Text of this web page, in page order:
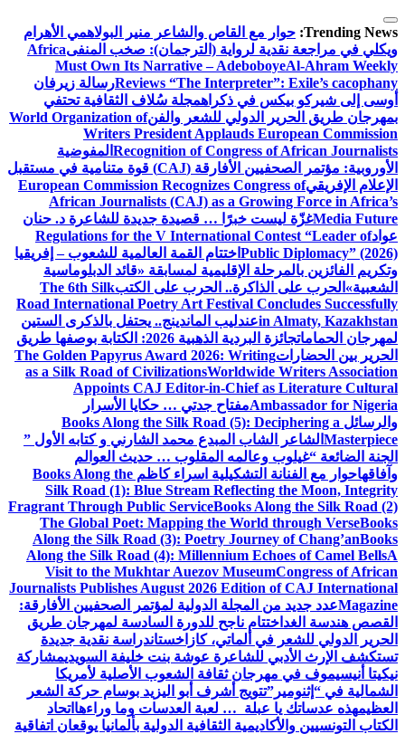
التجاوز
إلى
المحتوى
Trending News: حوار مع القاص والشاعر منير البولاهمي الأهرام
ويكلي في مراجعة نقدية لرواية (الترجمان): صخب المنفىAfrica
Must Own Its Narrative – AdeboboyeAl-Ahram Weekly
Reviews “The Interpreter”: Exile’s cacophanyرسالة زيرفان
أوسى إلى شيركو بيكس في ذكراهمجلة سُلاف الثقافية تحتفي
بمهرجان طريق الحرير الدولي للشعر والفنWorld Organization of
Writers President Applauds European Commission
Recognition of Congress of African Journalists المفوضية
الأوروبية: مؤتمر الصحفيين الأفارقة (CAJ) قوة متنامية في مستقبل
الإعلام الإفريقيEuropean Commission Recognizes Congress of
African Journalists (CAJ) as a Growing Force in Africa’s
Media Futureغزّة ليست خبرًا … قصيدة جديدة للشاعرة د. حنان
عوادRegulations for the V International Contest “Leader of
Public Diplomacy” (2026) اختتام القمة العالمية للشعوب – إفريقيا
وتكريم الفائزين بالمرحلة الإقليمية لمسابقة «قائد الدبلوماسية
الشعبية» الحرب على الذاكرة.. الحرب على الكتبThe 6th Silk
Road International Poetry Art Festival Concludes Successfully
in Almaty, Kazakhstanعندليب الماندينج.. يحتفل بالذكرى الستين
لمهرجان الحمامات
جائزة البردية الذهبية 2026: الكتابة بوصفها طريق
الحرير بين الحضاراتThe Golden Papyrus Award 2026: Writing
as a Silk Road of CivilizationsWorldwide Writers Association
Appoints CAJ Editor-in-Chief as Literature Cultural
Ambassador for Nigeriaمفتاح جدتي … حكايا الأسرار
والرسائل Books Along the Silk Road (5): Deciphering a
Masterpiece الشاعر الشاب المبدع محمد الشارني و كتابه الأول ”
الجنة الضائعة “غيلوب وعالمه المقلوب … حديث العوالم
وآفاقهاحوار مع الفنانة التشكيلية اسراء كاظم Books Along the
Silk Road (1): Blue Stream Reflecting the Moon, Integrity
Fragrant Through Public ServiceBooks Along the Silk Road (2)
The Global Poet: Mapping the World through VerseBooks
Along the Silk Road (3): Poetry Journey of Chang’anBooks
Along the Silk Road (4): Millennium Echoes of Camel BellsA
Visit to the Mukhtar Auezov MuseumCongress of African
Journalists Publishes August 2026 Edition of CAJ International
Magazineعدد جديد من المجلة الدولية لمؤتمر الصحفيين الأفارقة:
القصص هندسة الغد اختتام ناجح للدورة السادسة لمهرجان طريق
الحرير الدولي للشعر في ألماتي، كازاخستاندراسة نقدية جديدة
تستكشف الإرث الأدبي للشاعرة عوشة بنت خليفة السويديمشاركة
نيكيتا أنيسيموف في مهرجان ثقافة الشعوب الأصلية لأمريكا
الشمالية في “إثنومير”تتويج أشرف أبو اليزيد بوسام حركة الشعر
العظيمهذه عدساتك يا عبلة … لعبة العدسات وما وراءها اتحاد
الكتاب التونسيين والأكاديمية الثقافية الدولية بألمانيا يوقعان اتفاقية